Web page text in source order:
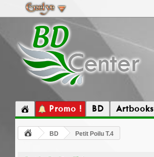
Promo ! BD Artbooks
BD Petit Poilu T.4